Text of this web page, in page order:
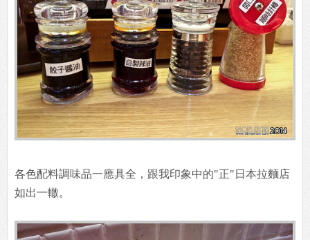
各色配料調味品一應具全，跟我印象中的"正"日本拉麵店
如出一轍。